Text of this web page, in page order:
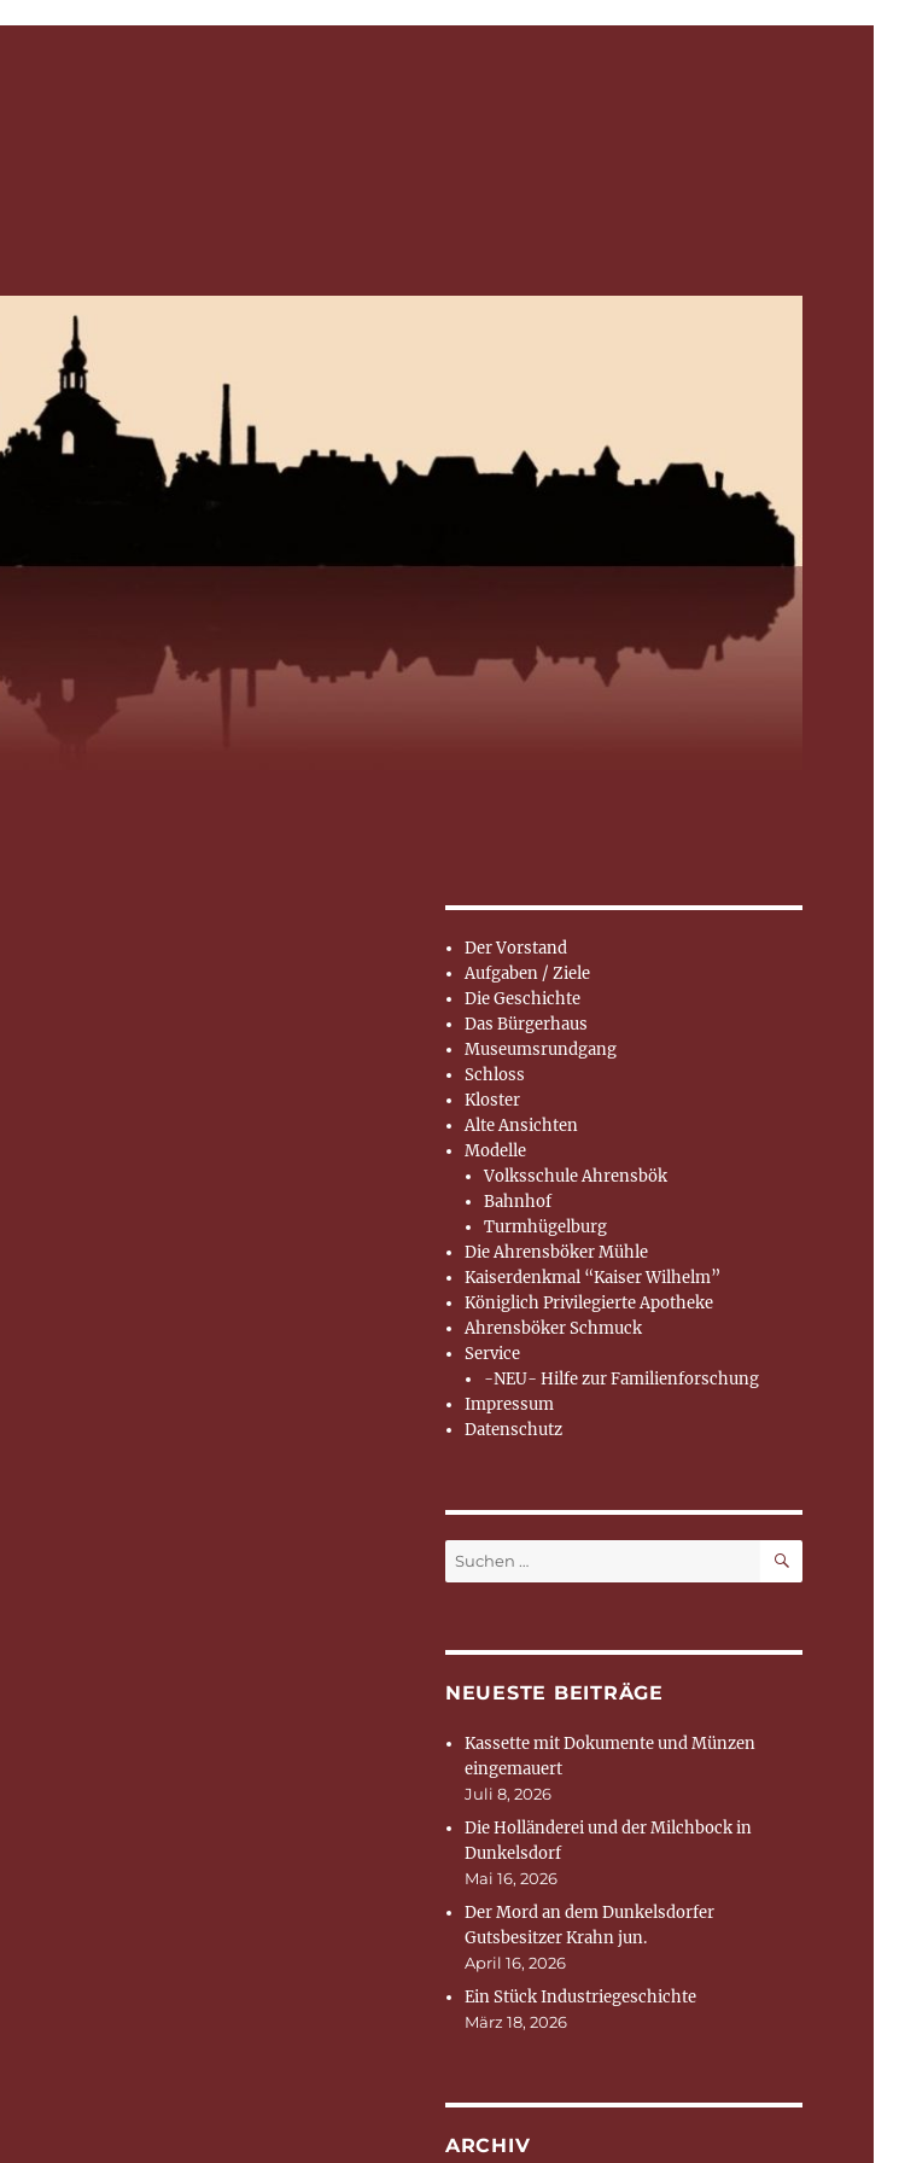
Der Vorstand
Aufgaben / Ziele
Die Geschichte
Das Bürgerhaus
Museumsrundgang
Schloss
Kloster
Alte Ansichten
Modelle
Volksschule Ahrensbök
Bahnhof
Turmhügelburg
Die Ahrensböker Mühle
Kaiserdenkmal “Kaiser Wilhelm”
Königlich Privilegierte Apotheke
Ahrensböker Schmuck
Service
-NEU- Hilfe zur Familienforschung
Impressum
Datenschutz
Suchen
nach:
SUCHEN
NEUESTE BEITRÄGE
Kassette mit Dokumente und Münzen
eingemauert
Juli 8, 2026
Die Holländerei und der Milchbock in
Dunkelsdorf
Mai 16, 2026
Der Mord an dem Dunkelsdorfer
Gutsbesitzer Krahn jun.
April 16, 2026
Ein Stück Industriegeschichte
März 18, 2026
ARCHIV